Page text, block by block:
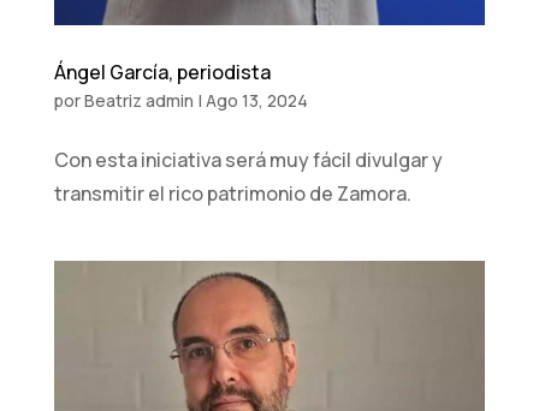
Ángel García, periodista
porBeatriz admin | Ago 13, 2024
Con esta iniciativa será muy fácil divulgar y
transmitir el rico patrimonio de Zamora.